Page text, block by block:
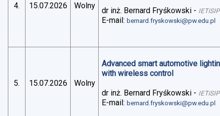
4. 15.07.2026 Wolny
dr inż. Bernard Fryśkowski - IETiSIP
E-mail:bernard.fryskowski@pw.edu.pl
5. 15.07.2026 Wolny
Advanced smart automotive
with wireless control
dr inż. Bernard Fryśkowski - IETiSIP
E-mail:bernard.fryskowski@pw.edu.pl